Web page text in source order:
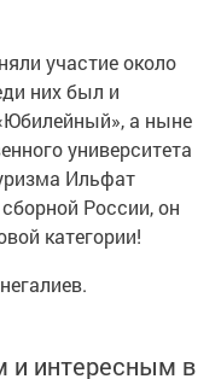
участие около
них был и
а ныне
университета
Ильфат
России, он
категории!
интересным в